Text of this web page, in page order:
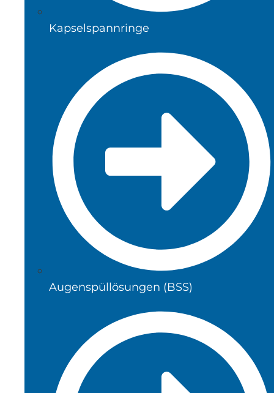
Kapselspannringe
Augenspüllösungen (BSS)